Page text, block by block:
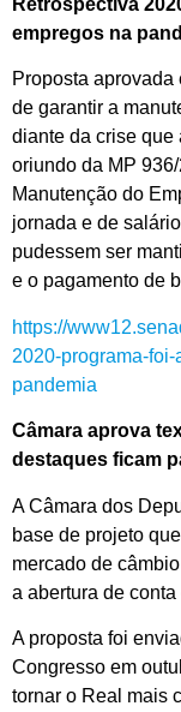
Retrospectiva
empregos na
Proposta
de garantir a
diante da crise que
oriundo da MP
Manutenção do
jornada e de
pudessem ser
e o pagamento de
https://
2020-programa-
pandemia
Câmara aprova
destaques ficam
A Câmara dos
base de projeto
mercado de
a abertura de
A proposta foi
Congresso em
tornar o Real mais